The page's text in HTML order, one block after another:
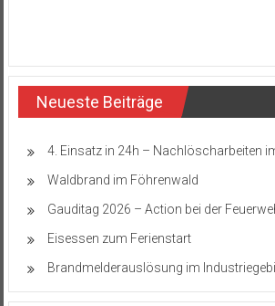
Neueste Beiträge
4. Einsatz in 24h – Nachlöscharbeiten
Waldbrand im Föhrenwald
Gauditag 2026 – Action bei der
Eisessen zum Ferienstart
Brandmelderauslösung im